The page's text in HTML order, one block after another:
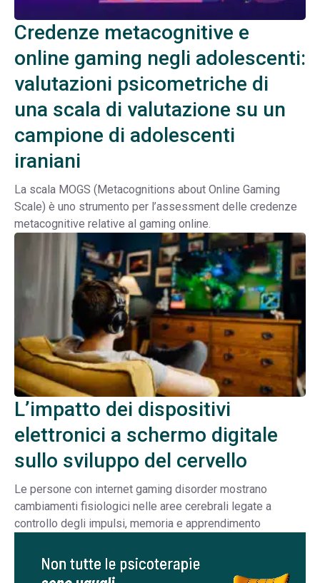
Credenze metacognitive e
online gaming negli adolescenti:
valutazioni psicometriche di
una scala di valutazione su un
campione di adolescenti
iraniani
La scala MOGS (Metacognitions about Online Gaming
Scale) è uno strumento per l’assessment delle credenze
metacognitive relative al gaming online.
L’impatto dei dispositivi
elettronici a schermo digitale
sullo sviluppo del cervello
Le persone con internet gaming disorder mostrano
cambiamenti fisiologici nelle aree cerebrali legate a
controllo degli impulsi, memoria e apprendimento